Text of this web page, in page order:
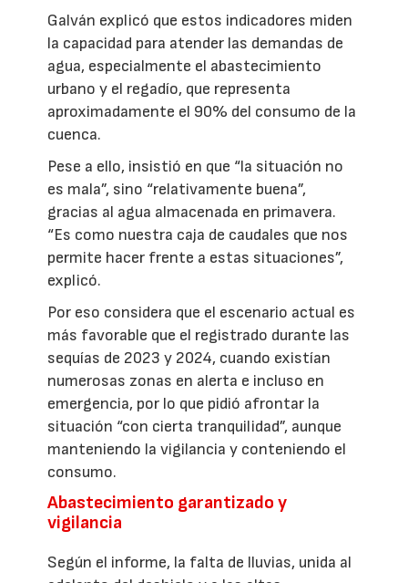
Galván explicó que estos indicadores miden
la capacidad para atender las demandas de
agua, especialmente el abastecimiento
urbano y el regadío, que representa
aproximadamente el 90% del consumo de la
cuenca.
Pese a ello, insistió en que “la situación no
es mala”, sino “relativamente buena”,
gracias al agua almacenada en primavera.
“Es como nuestra caja de caudales que nos
permite hacer frente a estas situaciones”,
explicó.
Por eso considera que el escenario actual es
más favorable que el registrado durante las
sequías de 2023 y 2024, cuando existían
numerosas zonas en alerta e incluso en
emergencia, por lo que pidió afrontar la
situación “con cierta tranquilidad”, aunque
manteniendo la vigilancia y conteniendo el
consumo.
Abastecimiento garantizado y
vigilancia
Según el informe, la falta de lluvias, unida al